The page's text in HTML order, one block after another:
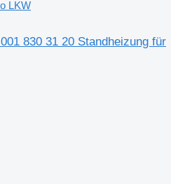
LKW
830 31 20 Standheizung für